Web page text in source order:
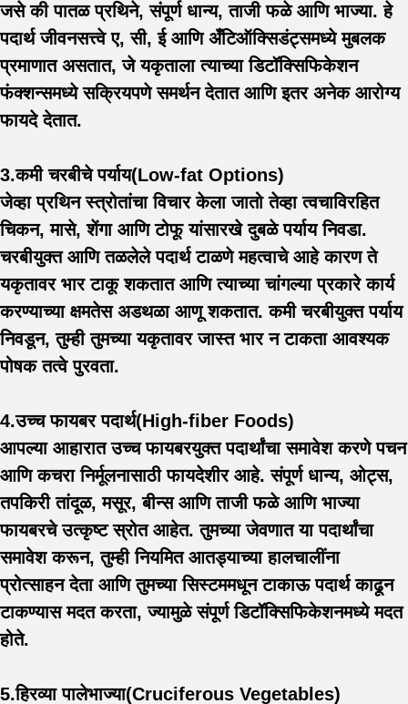
जसे की पातळ प्रथिने, संपूर्ण धान्य, ताजी फळे आणि भाज्या. हे
पदार्थ जीवनसत्त्वे ए, सी, ई आणि अँटिऑक्सिडंट्समध्ये मुबलक
प्रमाणात असतात, जे यकृताला त्याच्या डिटॉक्सिफिकेशन
फंक्शन्समध्ये सक्रियपणे समर्थन देतात आणि इतर अनेक आरोग्य
फायदे देतात.
3.कमी चरबीचे पर्याय(Low-fat Options)
जेव्हा प्रथिन स्त्रोतांचा विचार केला जातो तेव्हा त्वचाविरहित
चिकन, मासे, शेंगा आणि टोफू यांसारखे दुबळे पर्याय निवडा.
चरबीयुक्त आणि तळलेले पदार्थ टाळणे महत्वाचे आहे कारण ते
यकृतावर भार टाकू शकतात आणि त्याच्या चांगल्या प्रकारे कार्य
करण्याच्या क्षमतेस अडथळा आणू शकतात. कमी चरबीयुक्त पर्याय
निवडून, तुम्ही तुमच्या यकृतावर जास्त भार न टाकता आवश्यक
पोषक तत्वे पुरवता.
4.उच्च फायबर पदार्थ(High-fiber Foods)
आपल्या आहारात उच्च फायबरयुक्त पदार्थांचा समावेश करणे पचन
आणि कचरा निर्मूलनासाठी फायदेशीर आहे. संपूर्ण धान्य, ओट्स,
तपकिरी तांदूळ, मसूर, बीन्स आणि ताजी फळे आणि भाज्या
फायबरचे उत्कृष्ट स्रोत आहेत. तुमच्या जेवणात या पदार्थांचा
समावेश करून, तुम्ही नियमित आतड्याच्या हालचालींना
प्रोत्साहन देता आणि तुमच्या सिस्टममधून टाकाऊ पदार्थ काढून
टाकण्यास मदत करता, ज्यामुळे संपूर्ण डिटॉक्सिफिकेशनमध्ये मदत
होते.
5.हिरव्या पालेभाज्या(Cruciferous Vegetables)